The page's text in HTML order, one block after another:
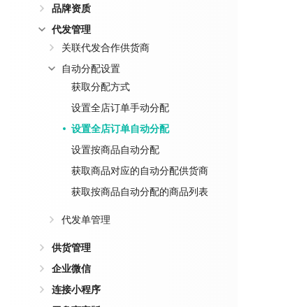
品牌资质
代发管理
关联代发合作供货商
自动分配设置
获取分配方式
设置全店订单手动分配
设置全店订单自动分配
设置按商品自动分配
获取商品对应的自动分配供货商
获取按商品自动分配的商品列表
代发单管理
供货管理
企业微信
连接小程序